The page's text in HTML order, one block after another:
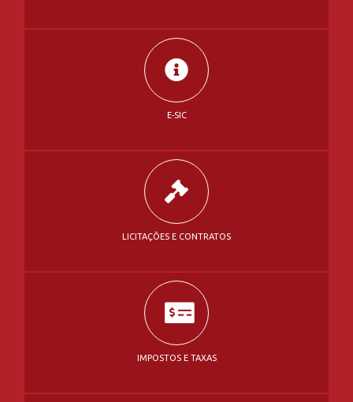
E-SIC
LICITAÇÕES E CONTRATOS
IMPOSTOS E TAXAS